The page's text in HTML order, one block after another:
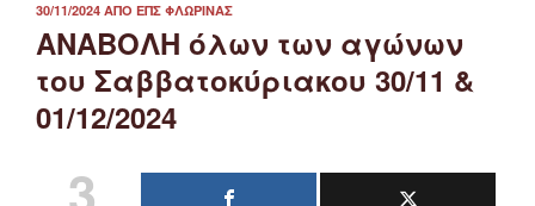
ΔΗΜΟΣΙΕΎΤΗΚΕ
ΣΤΙΣ
30/11/2024 ΑΠΌ ΕΠΣ ΦΛΏΡΙΝΑΣ
ΑΝΑΒΟΛΗ όλων των αγώνων
του Σαββατοκύριακου 30/11 &
01/12/2024